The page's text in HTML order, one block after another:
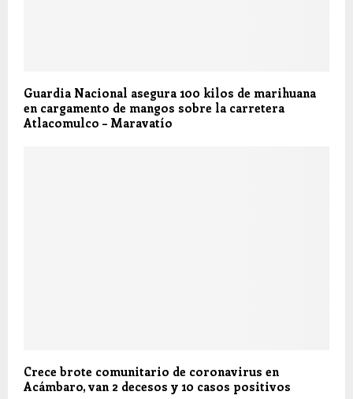
Guardia Nacional asegura 100 kilos de marihuana
en cargamento de mangos sobre la carretera
Atlacomulco – Maravatío
Crece brote comunitario de coronavirus en
Acámbaro, van 2 decesos y 10 casos positivos